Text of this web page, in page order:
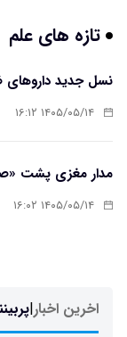
تازه های علم
نسل جدید داروهای
۱۴۰۵/۰۵/۱۴ ۱۶:۱۲
مدار مغزی پشت
۱۴۰۵/۰۵/۱۴ ۱۶:۰۲
اخرین اخبار|